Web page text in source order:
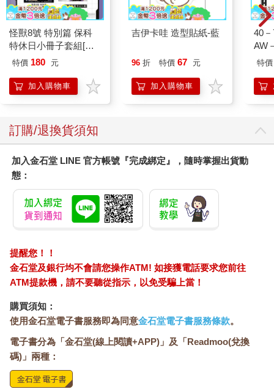
已，更是一種大腦生理現象，恢復的關鍵在於排除大腦累積的廢
棄物質。一般情況下，我們會避免進一步消耗腦力，選擇休息讓
腦力得以緩緩恢復。透過更深層且有效的休息方式，例如充足的
睡眠或正念、冥想，就能夠迅速地幫助大腦恢復狀態。因此，就
腦力而言，安排適當的休息就如同手機需要充電一樣不可或缺。
的疲勞，只要充滿幹勁就能夠持續工作。表面上看起來似乎如
此，但實際上這種情況等於是透過強迫我們的大腦忽略資源和能
醒我們得要進入省電模式，而我們卻選擇不進入省電模式，仍然
機總是使用到電力耗盡，電池的壽命將會迅速下降。在腦力消耗
上，也是一樣的情況。儘管我們在短期內或許能夠靠意志 力堅
持，但長期下來，這種壓榨腦力的做法必然會產生代價。
讓大腦休息，它會帶你走向正確路徑
有些人之所以可以不停工作，是因為努力總是能累積一些成果，
而那些成果總是能讓人興奮、有成就感，因此就會有更大的熱情
也未必等同於多得，有時候反而會引發錯誤，這都是因為腦力不
斷地被消耗。
長期透過意志力或熱情持續進行腦力工作，若缺乏適當的休息，
會使身體和大腦長時間處於工作模式，就像持續處於高度警戒狀
態一樣。久而久之，這種狀態可能會成為常態，難以在該休息的
時候放鬆，也因此可能會影響到睡眠品質。休息，不僅是為了讓
大腦恢復運作功能的效率，也是讓我們可以稍微地遠離工作，避
免深陷其中。
不過，在休息期間，儘管我們可能覺得自己在放空，其實大腦實
際上仍在默默進行資訊整理，有助於之後的工作。有研究指出，
大腦在休息或睡眠時會提前規劃未來的行動路徑。
怪獸8號 特別篇 保科
特休日小冊子套組[限
加購]
特價 180 元
加入購物車
吉伊卡哇 造型貼紙-藍
96 折 特價 67 元
加入購物車
40
AW
特價
訂購/退換貨須知
加入金石堂 LINE 官方帳號『完成綁定』，隨時掌握出貨動
態：
提醒您！！
金石堂及銀行均不會請您操作ATM! 如接獲電話要求您前往
ATM提款機，請不要聽從指示，以免受騙上當！
購買須知：
使用金石堂電子書服務即為同意金石堂電子書服務條款。
電子書分為「金石堂(線上閱讀+APP)」及「Readmoo(兌換
碼)」兩種：